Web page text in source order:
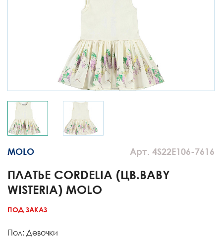
Арт. 4S22E106-7616
MOLO
ПЛАТЬЕ CORDELIA (ЦВ.BABY
WISTERIA) MOLO
ПОД ЗАКАЗ
Пол: Девочки